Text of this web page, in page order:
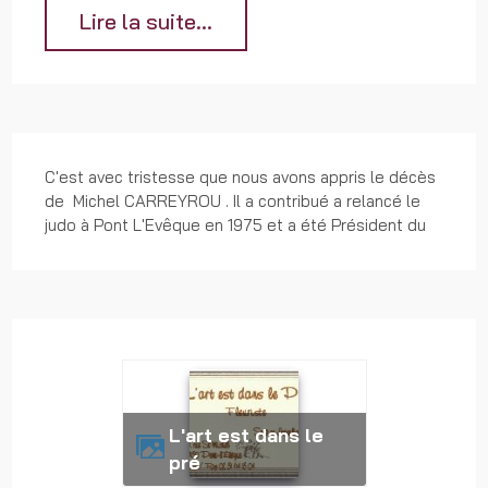
Lire la suite...
C'est avec tristesse que nous avons appris le décès
de Michel CARREYROU . Il a contribué a relancé le
judo à Pont L'Evêque en 1975 et a été Président du
L'art est dans le
pré